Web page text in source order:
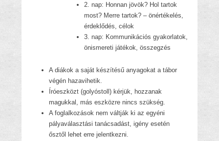
2. nap: Honnan jövök? Hol tartok
most? Merre tartok? – önértékelés,
érdeklődés, célok
3. nap: Kommunikációs gyakorlatok,
önismereti játékok, összegzés
A diákok a saját készítésű anyagokat a tábor
végén hazavihetik.
Íróeszközt (golyóstoll) kérjük, hozzanak
magukkal, más eszközre nincs szükség.
A foglalkozások nem váltják ki az egyéni
pályaválasztási tanácsadást, igény esetén
ősztől lehet erre jelentkezni.